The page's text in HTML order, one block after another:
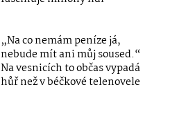
„Na co nemám peníze já,
nebude mít ani můj soused.“
Na vesnicích to občas vypadá
hůř než v béčkové telenovele